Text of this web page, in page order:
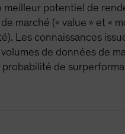
potentiel de
marché (« value » et «
Les connaissances
de données de
de